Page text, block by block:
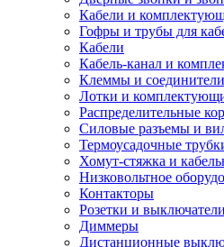
Кабели и
Гофры и трубы для
Кабели
Кабель-канал и
Клеммы и соединители
Лотки и
Распределительные
Силовые разъемы и
Термоусадочные
Хомут-стяжка и
Низковольтное
Контакторы
Розетки и выключатели
Диммеры
Дистанционные